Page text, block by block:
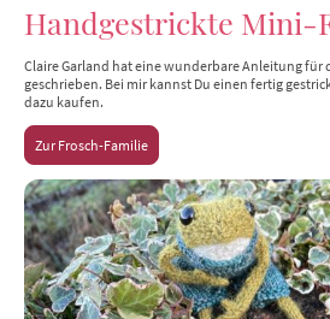
Handgestrickte Mini-
Claire Garland hat eine wunderbare Anleitung für
geschrieben. Bei mir kannst Du einen fertig
dazu kaufen.
Zur Frosch-Familie